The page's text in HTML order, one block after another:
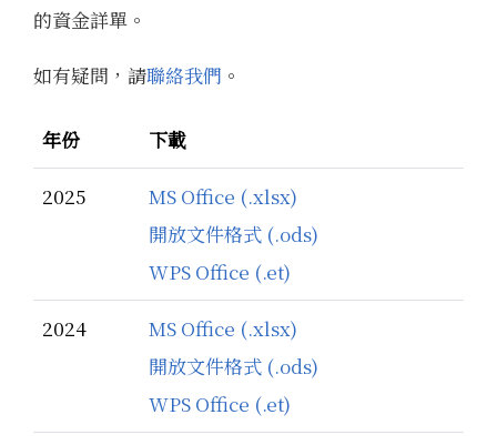
的資金詳單。
如有疑問，請聯絡我們 。
年份 下載
2025
MS Office (.xlsx)
開放文件格式 (.ods)
WPS Office (.et)
2024
MS Office (.xlsx)
開放文件格式 (.ods)
WPS Office (.et)